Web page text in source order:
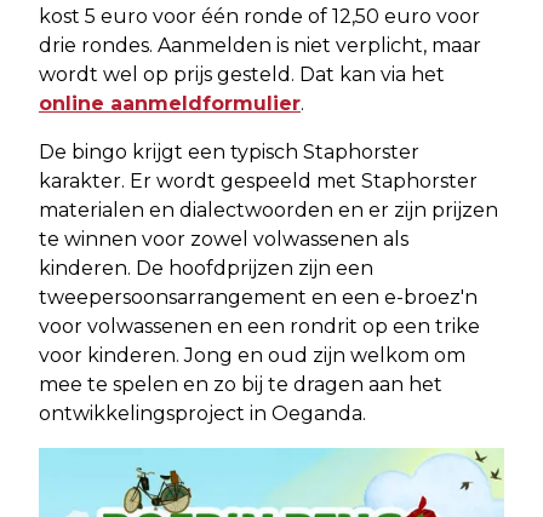
kost 5 euro voor één ronde of 12,50 euro voor
drie rondes. Aanmelden is niet verplicht, maar
wordt wel op prijs gesteld. Dat kan via het
online aanmeldformulier.
De bingo krijgt een typisch Staphorster
karakter. Er wordt gespeeld met Staphorster
materialen en dialectwoorden en er zijn prijzen
te winnen voor zowel volwassenen als
kinderen. De hoofdprijzen zijn een
tweepersoonsarrangement en een e-broez'n
voor volwassenen en een rondrit op een trike
voor kinderen. Jong en oud zijn welkom om
mee te spelen en zo bij te dragen aan het
ontwikkelingsproject in Oeganda.